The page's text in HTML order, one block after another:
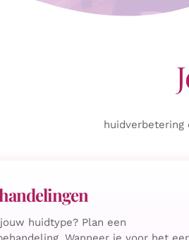
huidverbetering
huidtype? Plan een